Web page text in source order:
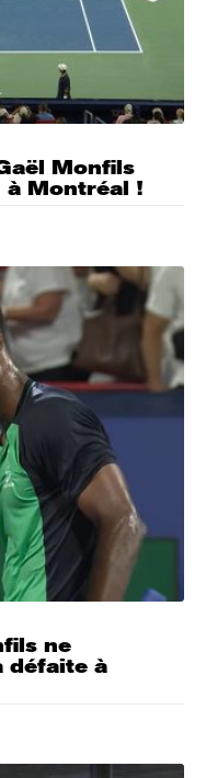
Monfils
Montréal !
ne
défaite à